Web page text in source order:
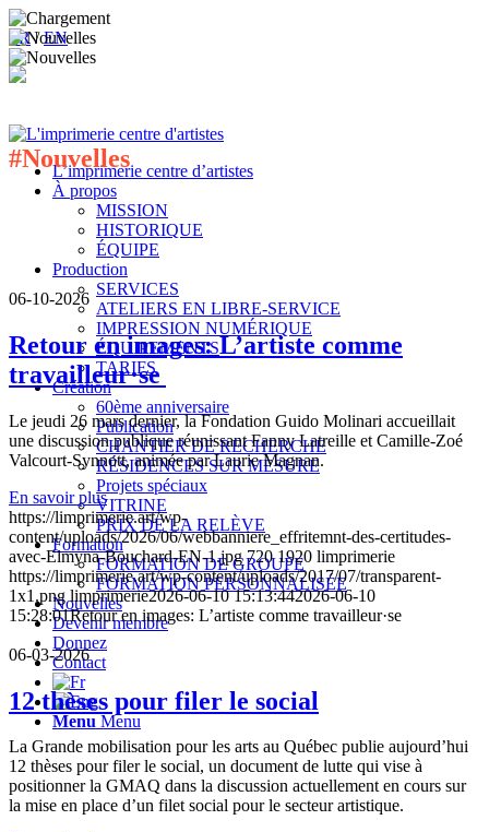
FR/EN
L’imprimerie centre d’artistes
À propos
MISSION
HISTORIQUE
ÉQUIPE
Production
SERVICES
ATELIERS EN LIBRE-SERVICE
IMPRESSION NUMÉRIQUE
ÉQUIPEMENTS
TARIFS
Création
60ème anniversaire
Publication
CHANTIER DE RECHERCHE
RÉSIDENCES SUR MESURE
Projets spéciaux
VITRINE
PRIX DE LA RELÈVE
Formation
FORMATION DE GROUPE
FORMATION PERSONNALISÉE
Nouvelles
Devenir membre
Donnez
Contact
Menu Menu
#Nouvelles
06-10-2026
Retour en images: L’artiste comme
travailleur·se
Le jeudi 26 mars dernier, la Fondation Guido Molinari accueillait
une discussion publique réunissant Fanny Latreille et Camille-Zoé
Valcourt-Synnott, animée par Laurie Magnan.
En savoir plus
https://limprimerie.art/wp-
content/uploads/2026/06/webbanniere_effritemnt-des-certitudes-
avec-Elmyna-Bouchard-EN-1.jpg 720 1920 limprimerie
https://limprimerie.art/wp-content/uploads/2017/07/transparent-
1x1.png limprimerie2026-06-10 15:13:442026-06-10
15:28:01Retour en images: L’artiste comme travailleur·se
06-03-2026
12 thèses pour filer le social
La Grande mobilisation pour les arts au Québec publie aujourd’hui
12 thèses pour filer le social, un document de lutte qui vise à
positionner la GMAQ dans la discussion actuellement en cours sur
la mise en place d’un filet social pour le secteur artistique.